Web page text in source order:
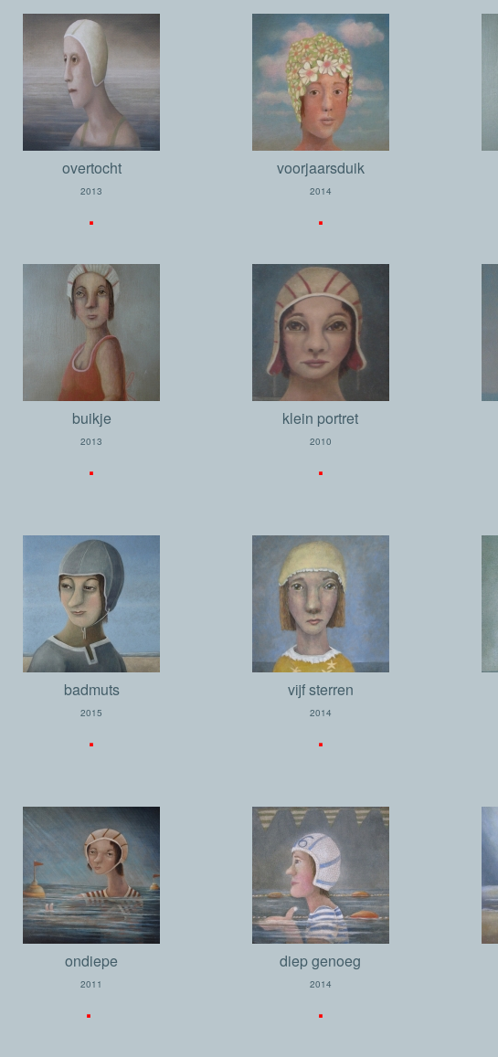
overtocht
2013
.
voorjaarsduik
2014
.
buikje
2013
.
klein portret
2010
.
badmuts
2015
.
vijf sterren
2014
.
ondiepe
2011
.
diep genoeg
2014
.